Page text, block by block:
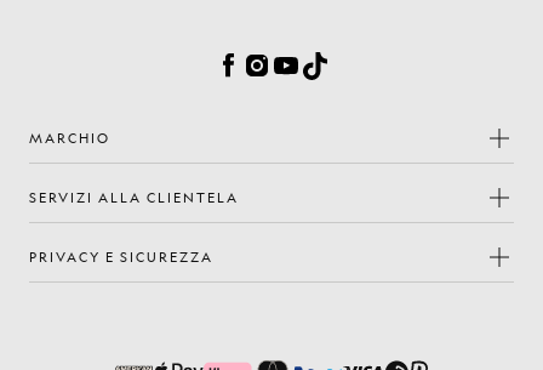
Facebook
Instagram
YouTube
TikTok
MARCHIO
SERVIZI ALLA CLIENTELA
PRIVACY E SICUREZZA